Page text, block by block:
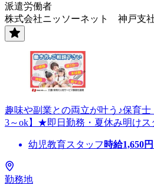
派遣労働者
株式会社ニッソーネット 神戸支社
趣味や副業との両立が叶う♪保育士
3～ok】★即日勤務・夏休み明けス
幼児教育スタッフ 時給1,650
勤務地